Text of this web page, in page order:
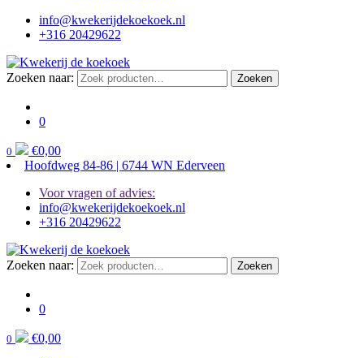
info@kwekerijdekoekoek.nl
+316 20429622
Zoeken naar: Zoeken
0
0 €0,00
Hoofdweg 84-86 | 6744 WN Ederveen
Voor vragen of advies:
info@kwekerijdekoekoek.nl
+316 20429622
Zoeken naar: Zoeken
0
0 €0,00